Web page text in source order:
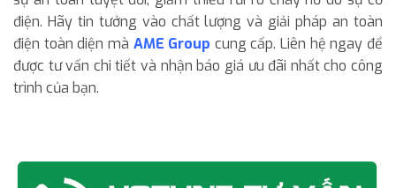
điện. Hãy tin tưởng vào chất lượng và giải pháp an toàn
điện toàn diện mà AME Group cung cấp. Liên hệ ngay để
được tư vấn chi tiết và nhận báo giá ưu đãi nhất cho công
trình của bạn.